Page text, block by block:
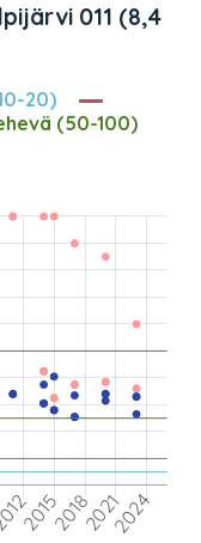
011 (8,4
20)
(50-100)